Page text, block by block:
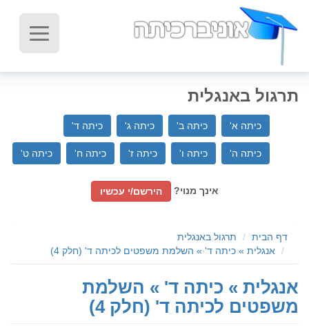
תרגול באנגלית
כיתה א' כיתה ב' כיתה ג' כיתה ד'
כיתה ה' כיתה ו' כיתה ז' כיתה ח' כיתה ט'
אינך מנוי? הירשם/י עכשיו
דף הבית
תרגול באנגלית
אנגלית » כיתה ד' » השלמת משפטים לכיתה ד' (חלק 4)
אנגלית » כיתה ד' » השלמת
משפטים לכיתה ד' (חלק 4)